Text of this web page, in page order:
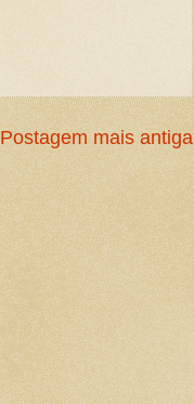
Postagem mais antiga